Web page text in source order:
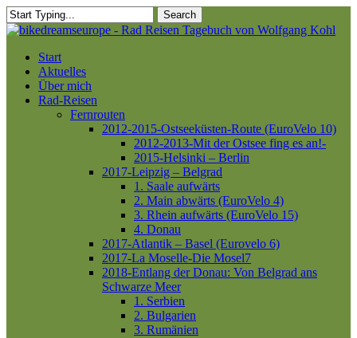
Skip
to
content
Search
Close
Menu
Start
Aktuelles
Über mich
Rad-Reisen
Fernrouten
2012-2015-Ostseeküsten-Route (EuroVelo 10)
2012-2013-Mit der Ostsee fing es an!-
2015-Helsinki – Berlin
2017-Leipzig – Belgrad
1. Saale aufwärts
2. Main abwärts (EuroVelo 4)
3. Rhein aufwärts (EuroVelo 15)
4. Donau
2017-Atlantik – Basel (Eurovelo 6)
2017-La Moselle-Die Mosel7
2018-Entlang der Donau: Von Belgrad ans
Schwarze Meer
1. Serbien
2. Bulgarien
3. Rumänien